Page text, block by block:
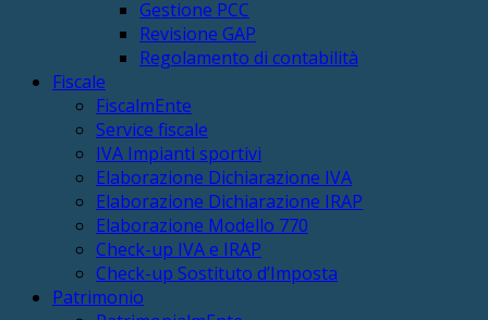
Gestione PCC
Revisione GAP
Regolamento di contabilità
Fiscale
FiscalmEnte
Service fiscale
IVA Impianti sportivi
Elaborazione Dichiarazione IVA
Elaborazione Dichiarazione IRAP
Elaborazione Modello 770
Check-up IVA e IRAP
Check-up Sostituto d’Imposta
Patrimonio